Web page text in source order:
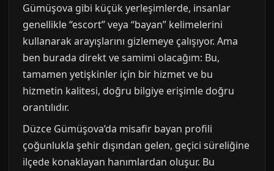
Gümüşova gibi küçük yerleşimlerde, insanlar
genellikle “escort” veya “bayan” kelimelerini
kullanarak arayışlarını gizlemeye çalışıyor. Ama
ben burada direkt ve samimi olacağım: Bu,
tamamen yetişkinler için bir hizmet ve bu
hizmetin kalitesi, doğru bilgiye erişimle doğru
orantılıdır.
Düzce Gümüşova’da misafir bayan profili
çoğunlukla şehir dışından gelen, geçici süreliğine
ilçede konaklayan hanımlardan oluşur. Bu